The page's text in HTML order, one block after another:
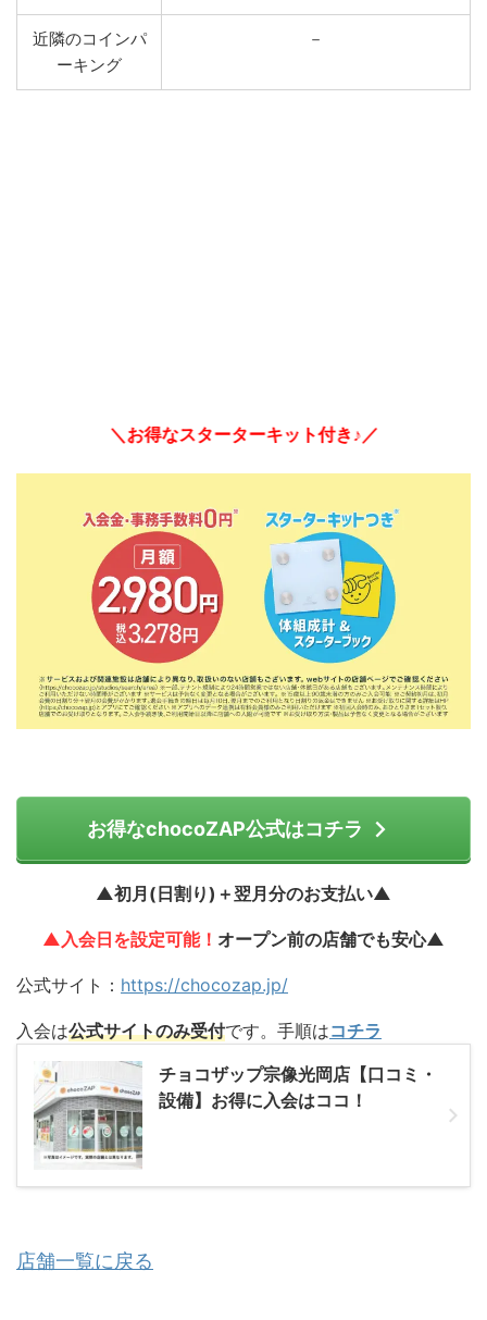
近隣のコインパ
ーキング
－
＼お得なスターターキット付き♪／
お得なchocoZAP公式はコチラ
▲初月(日割り)＋翌月分のお支払い▲
▲入会日を設定可能！ オープン前の店舗でも安心▲
公式サイト： https://chocozap.jp/
入会は公式サイトのみ受付です。手順はコチラ
チョコザップ宗像光岡店【口コミ・
設備】お得に入会はココ！
店舗一覧に戻る